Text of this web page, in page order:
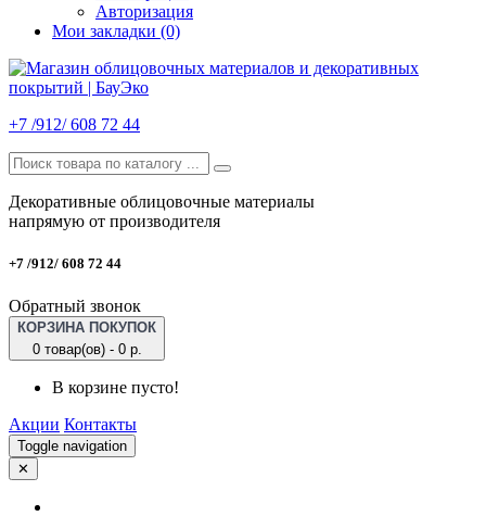
Авторизация
Мои закладки (0)
+7 /912/ 608 72 44
Декоративные облицовочные материалы
напрямую от производителя
+7 /912/ 608 72 44
Обратный звонок
КОРЗИНА ПОКУПОК
0 товар(ов) - 0 р.
В корзине пусто!
Акции Контакты
Toggle navigation
✕